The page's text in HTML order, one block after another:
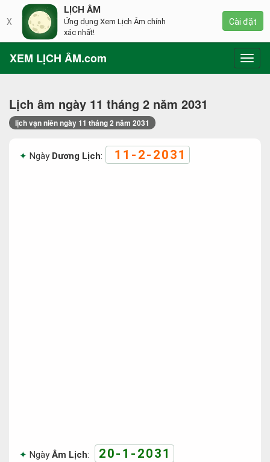
XEM LỊCH ÂM.com
Lịch âm ngày 11 tháng 2 năm 2031
lịch vạn niên ngày 11 tháng 2 năm 2031
Ngày Dương Lịch: 11-2-2031
NgàyÂm Lịch: 20-1-2031
X
LỊCH ÂM
Ứng dụng Xem Lịch Âm chính
xác nhất!
Cài đặt